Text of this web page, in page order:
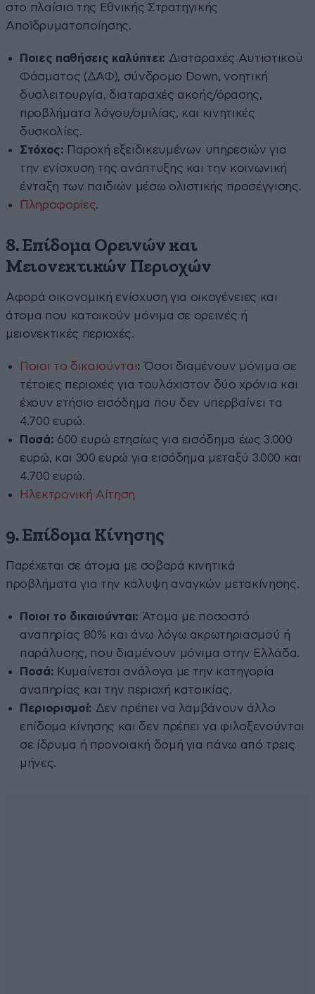
στο πλαίσιο της Εθνικής Στρατηγικής
Αποϊδρυματοποίησης.
Ποιες παθήσεις καλύπτει: Διαταραχές Αυτιστικού
Φάσματος (ΔΑΦ), σύνδρομο Down, νοητική
δυσλειτουργία, διαταραχές ακοής/όρασης,
προβλήματα λόγου/ομιλίας, και κινητικές
δυσκολίες.
Στόχος: Παροχή εξειδικευμένων υπηρεσιών για
την ενίσχυση της ανάπτυξης και την κοινωνική
ένταξη των παιδιών μέσω ολιστικής προσέγγισης.
Πληροφορίες.
8. Επίδομα Ορεινών και
Μειονεκτικών Περιοχών
Αφορά οικονομική ενίσχυση για οικογένειες και
άτομα που κατοικούν μόνιμα σε ορεινές ή
μειονεκτικές περιοχές.
Ποιοι το δικαιούνται: Όσοι διαμένουν μόνιμα σε
τέτοιες περιοχές για τουλάχιστον δύο χρόνια και
έχουν ετήσιο εισόδημα που δεν υπερβαίνει τα
4.700 ευρώ.
Ποσά: 600 ευρώ ετησίως για εισόδημα έως 3.000
ευρώ, και 300 ευρώ για εισόδημα μεταξύ 3.000 και
4.700 ευρώ.
Ηλεκτρονική Αίτηση
9. Επίδομα Κίνησης
Παρέχεται σε άτομα με σοβαρά κινητικά
προβλήματα για την κάλυψη αναγκών μετακίνησης.
Ποιοι το δικαιούνται: Άτομα με ποσοστό
αναπηρίας 80% και άνω λόγω ακρωτηριασμού ή
παράλυσης, που διαμένουν μόνιμα στην Ελλάδα.
Ποσά: Κυμαίνεται ανάλογα με την κατηγορία
αναπηρίας και την περιοχή κατοικίας.
Περιορισμοί: Δεν πρέπει να λαμβάνουν άλλο
επίδομα κίνησης και δεν πρέπει να φιλοξενούνται
σε ίδρυμα ή προνοιακή δομή για πάνω από τρεις
μήνες.